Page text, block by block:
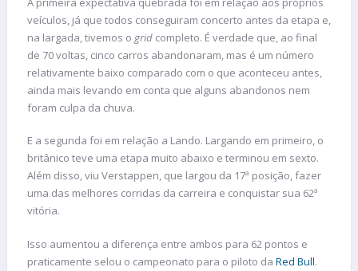
veículos, já que todos conseguiram concerto antes da etapa e,
na largada, tivemos o grid completo. É verdade que, ao final
de 70 voltas, cinco carros abandonaram, mas é um número
relativamente baixo comparado com o que aconteceu antes,
ainda mais levando em conta que alguns abandonos nem
foram culpa da chuva.
E a segunda foi em relação a Lando. Largando em primeiro, o
britânico teve uma etapa muito abaixo e terminou em sexto.
Além disso, viu Verstappen, que largou da 17ª posição, fazer
uma das melhores corridas da carreira e conquistar sua 62ª
vitória.
Isso aumentou a diferença entre ambos para 62 pontos e
praticamente selou o campeonato para o piloto da Red Bull.